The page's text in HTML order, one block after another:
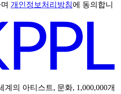
개인정보처리방침에 동의합니
의 아티스트, 문화, 1,000,000개